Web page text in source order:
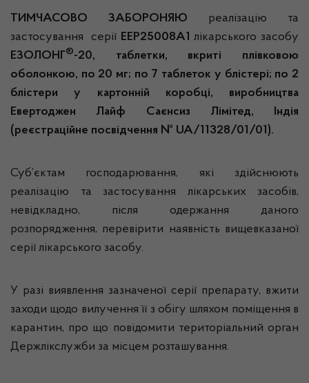
ТИМЧАСОВО ЗАБОРОНЯЮ реалізацію та
застосування серії ЕЕР25008А1 лікарського засобу
ЕЗОЛОНГ®-20, таблетки, вкриті плівковою
оболонкою, по 20 мг; по 7 таблеток у блістері; по 2
блістери у картонній коробці, виробництва
Евертоджен Лайф Саєнсиз Лімітед, Індія
(реєстраційне посвідчення № UA/11328/01/01).
Суб’єктам господарювання, які здійснюють
реалізацію та застосування лікарських засобів,
невідкладно, після одержання даного
розпорядження, перевірити наявність вищевказаної
серії лікарського засобу.
У разі виявлення зазначеної серії препарату, вжити
заходи щодо вилучення її з обігу шляхом поміщення в
карантин, про що повідомити територіальний орган
Держлікслужби за місцем розташування.